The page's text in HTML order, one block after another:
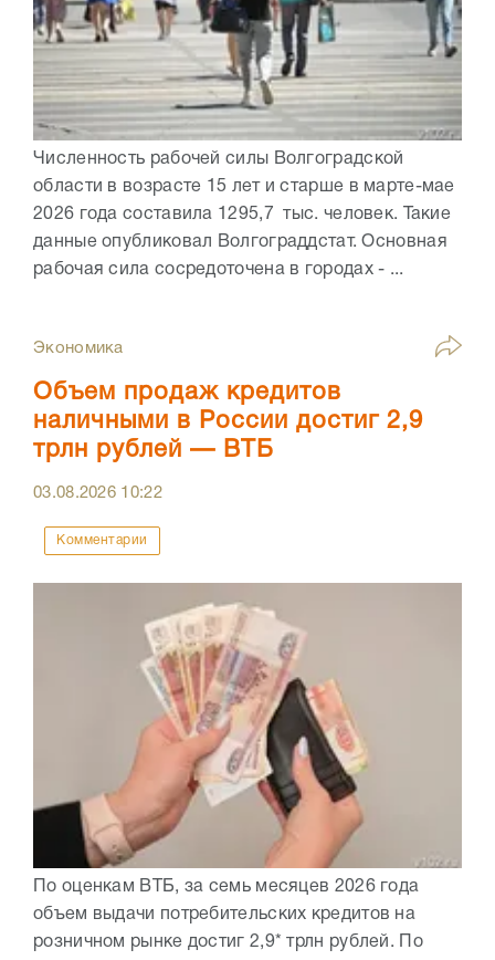
Численность рабочей силы Волгоградской
области в возрасте 15 лет и старше в марте-мае
2026 года составила 1295,7 тыс. человек. Такие
данные опубликовал Волгограддстат. Основная
рабочая сила сосредоточена в городах - ...
Экономика
Объем продаж кредитов
наличными в России достиг 2,9
трлн рублей — ВТБ
03.08.2026 10:22
Комментарии
По оценкам ВТБ, за семь месяцев 2026 года
объем выдачи потребительских кредитов на
розничном рынке достиг 2,9* трлн рублей. По